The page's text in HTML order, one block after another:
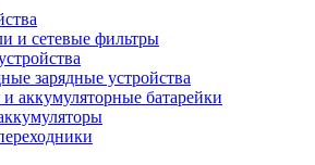
и сетевые фильтры
зарядные устройства
и аккумуляторные батарейки